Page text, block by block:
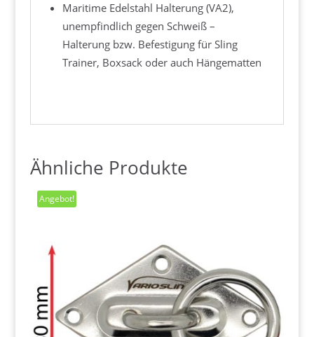
Maritime Edelstahl Halterung (VA2),
unempfindlich gegen Schweiß –
Halterung bzw. Befestigung für Sling
Trainer, Boxsack oder auch Hängematten
Ähnliche Produkte
Angebot!